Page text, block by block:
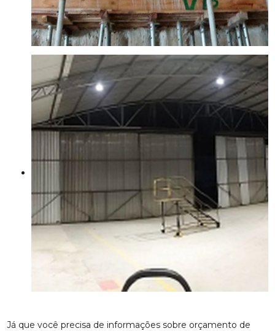
Já que você precisa de informações sobre orçamento de